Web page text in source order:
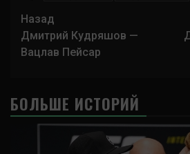
Навигация
записи
Назад
Дмитрий Кудряшов —
Вацлав Пейсар
БОЛЬШЕ ИСТОРИЙ